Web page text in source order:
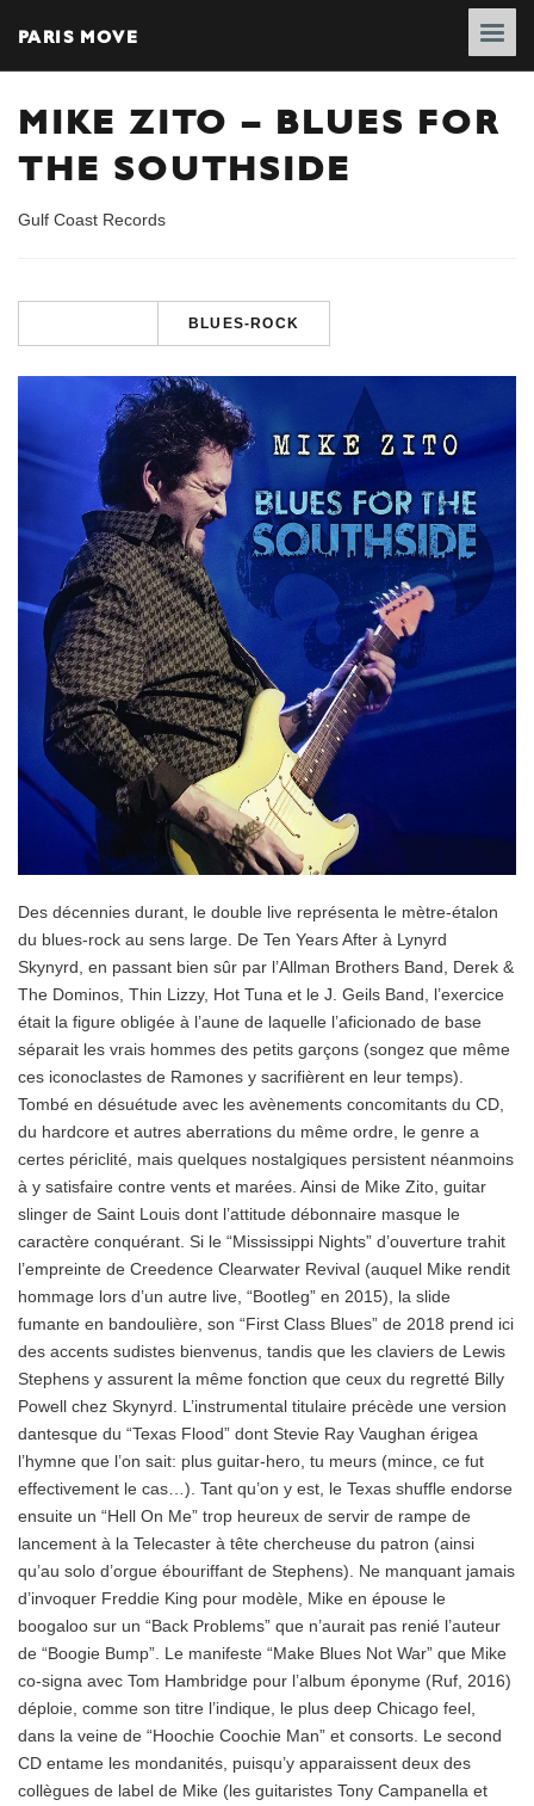
PARIS MOVE
MIKE ZITO – BLUES FOR
THE SOUTHSIDE
Gulf Coast Records
BLUES-ROCK
Des décennies durant, le double live représenta le mètre-étalon
du blues-rock au sens large. De Ten Years After à Lynyrd
Skynyrd, en passant bien sûr par l’Allman Brothers Band, Derek &
The Dominos, Thin Lizzy, Hot Tuna et le J. Geils Band, l’exercice
était la figure obligée à l’aune de laquelle l’aficionado de base
séparait les vrais hommes des petits garçons (songez que même
ces iconoclastes de Ramones y sacrifièrent en leur temps).
Tombé en désuétude avec les avènements concomitants du CD,
du hardcore et autres aberrations du même ordre, le genre a
certes périclité, mais quelques nostalgiques persistent néanmoins
à y satisfaire contre vents et marées. Ainsi de Mike Zito, guitar
slinger de Saint Louis dont l’attitude débonnaire masque le
caractère conquérant. Si le “Mississippi Nights” d’ouverture trahit
l’empreinte de Creedence Clearwater Revival (auquel Mike rendit
hommage lors d’un autre live, “Bootleg” en 2015), la slide
fumante en bandoulière, son “First Class Blues” de 2018 prend ici
des accents sudistes bienvenus, tandis que les claviers de Lewis
Stephens y assurent la même fonction que ceux du regretté Billy
Powell chez Skynyrd. L’instrumental titulaire précède une version
dantesque du “Texas Flood” dont Stevie Ray Vaughan érigea
l’hymne que l’on sait: plus guitar-hero, tu meurs (mince, ce fut
effectivement le cas…). Tant qu’on y est, le Texas shuffle endorse
ensuite un “Hell On Me” trop heureux de servir de rampe de
lancement à la Telecaster à tête chercheuse du patron (ainsi
qu’au solo d’orgue ébouriffant de Stephens). Ne manquant jamais
d’invoquer Freddie King pour modèle, Mike en épouse le
boogaloo sur un “Back Problems” que n’aurait pas renié l’auteur
de “Boogie Bump”. Le manifeste “Make Blues Not War” que Mike
co-signa avec Tom Hambridge pour l’album éponyme (Ruf, 2016)
déploie, comme son titre l’indique, le plus deep Chicago feel,
dans la veine de “Hoochie Coochie Man” et consorts. Le second
CD entame les mondanités, puisqu’y apparaissent deux des
collègues de label de Mike (les guitaristes Tony Campanella et